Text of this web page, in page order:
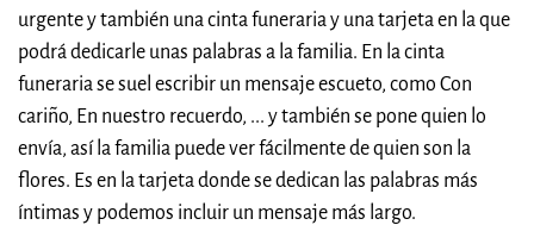
urgente y también una cinta funeraria y una tarjeta en la que
podrá dedicarle unas palabras a la familia. En la cinta
funeraria se suel escribir un mensaje escueto, como Con
cariño, En nuestro recuerdo, ... y también se pone quien lo
envía, así la familia puede ver fácilmente de quien son la
flores. Es en la tarjeta donde se dedican las palabras más
íntimas y podemos incluir un mensaje más largo.